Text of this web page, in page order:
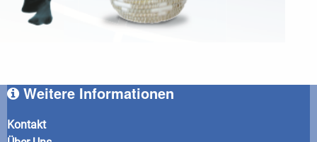
Weitere Informationen
Kontakt